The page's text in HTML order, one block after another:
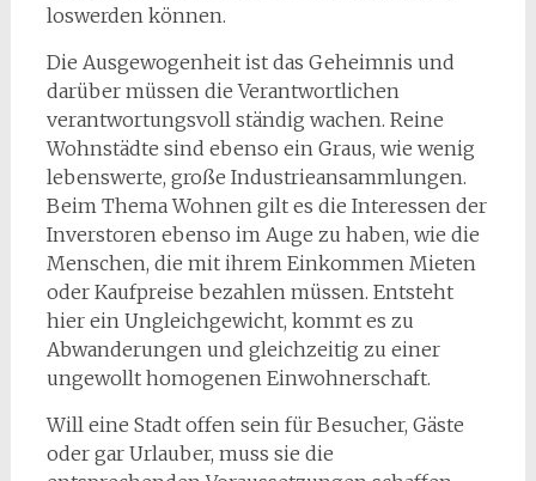
loswerden können.
Die Ausgewogenheit ist das Geheimnis und
darüber müssen die Verantwortlichen
verantwortungsvoll ständig wachen. Reine
Wohnstädte sind ebenso ein Graus, wie wenig
lebenswerte, große Industrieansammlungen.
Beim Thema Wohnen gilt es die Interessen der
Inverstoren ebenso im Auge zu haben, wie die
Menschen, die mit ihrem Einkommen Mieten
oder Kaufpreise bezahlen müssen. Entsteht
hier ein Ungleichgewicht, kommt es zu
Abwanderungen und gleichzeitig zu einer
ungewollt homogenen Einwohnerschaft.
Will eine Stadt offen sein für Besucher, Gäste
oder gar Urlauber, muss sie die